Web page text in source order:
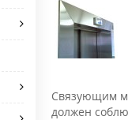
Связующим
должен